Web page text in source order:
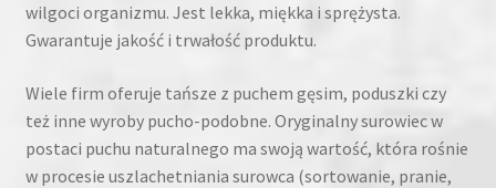
wilgoci organizmu. Jest lekka, miękka i sprężysta.
Gwarantuje jakość i trwałość produktu.
Wiele firm oferuje tańsze z puchem gęsim, poduszki czy
też inne wyroby pucho-podobne. Oryginalny surowiec w
postaci puchu naturalnego ma swoją wartość, która rośnie
w procesie uszlachetniania surowca (sortowanie, pranie,